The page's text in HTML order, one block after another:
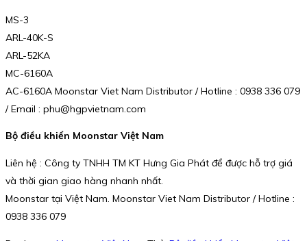
MS-3
ARL-40K-S
ARL-52KA
MC-6160A
AC-6160A Moonstar Viet Nam Distributor / Hotline : 0938 336 079
/ Email : phu@hgpvietnam.com
Bộ điều khiển Moonstar Việt Nam
Liên hệ : Công ty TNHH TM KT Hưng Gia Phát để được hỗ trợ giá
và thời gian giao hàng nhanh nhất.
Moonstar tại Việt Nam. Moonstar Viet Nam Distributor / Hotline :
0938 336 079